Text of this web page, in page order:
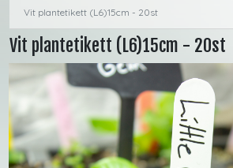
Vit plantetikett (L6)15cm - 20st
Vit plantetikett (L6)15cm - 20st